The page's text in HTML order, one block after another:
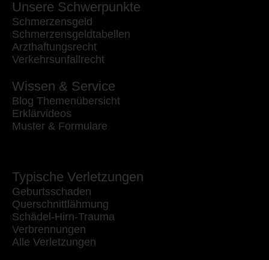
Unsere Schwerpunkte
Schmerzensgeld
Schmerzensgeldtabellen
Arzthaftungsrecht
Verkehrsunfallrecht
Wissen & Service
Blog Themenübersicht
Erklärvideos
Muster & Formulare
Typische Verletzungen
Geburtsschaden
Querschnittlähmung
Schädel-Hirn-Trauma
Verbrennungen
Alle Verletzungen